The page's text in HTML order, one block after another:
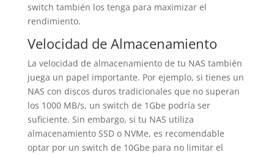
switch también los tenga para maximizar el
rendimiento.
Velocidad de Almacenamiento
La velocidad de almacenamiento de tu NAS también
juega un papel importante. Por ejemplo, si tienes un
NAS con discos duros tradicionales que no superan
los 1000 MB/s, un switch de 1Gbe podría ser
suficiente. Sin embargo, si tu NAS utiliza
almacenamiento SSD o NVMe, es recomendable
optar por un switch de 10Gbe para no limitar el